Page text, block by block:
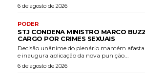
6 de agosto de 2026
PODER
STJ CONDENA MINISTRO MARCO
CARGO POR CRIMES SEXUAIS
Decisão unânime do plenário mantém
e inaugura aplicação da nova punição...
6 de agosto de 2026